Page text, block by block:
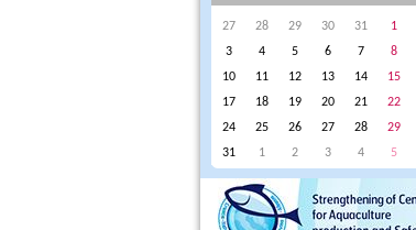
27 28 29 30 31 1
3
4 5 6 7 8
10 11 12 13 14 15
17
18 19 20 21 22
24
25 26 27 28 29
31
1 2 3 4 5